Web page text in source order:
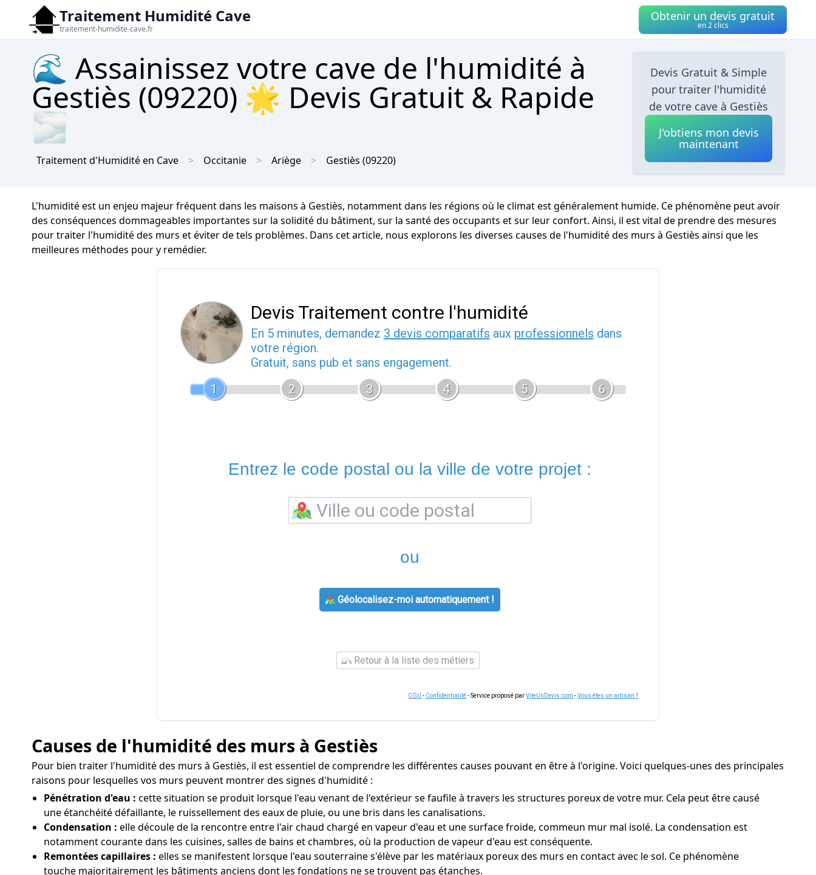
Traitement Humidité Cave
traitement-humidite-cave.fr
Obtenir un devis gratuit
en 2 clics
🌊 Assainissez votre cave de l'humidité à
Gestiès (09220) 🌟 Devis Gratuit & Rapide
🌫
Traitement d'Humidité en Cave Occitanie Ariège Gestiès (09220)
Devis Gratuit & Simple
pour traiter l'humidité
de votre cave à Gestiès
J'obtiens mon devis
maintenant
L'humidité est un enjeu majeur fréquent dans les maisons à Gestiès, notamment dans les régions où le climat est généralement humide. Ce phénomène peut avoir
des conséquences dommageables importantes sur la solidité du bâtiment, sur la santé des occupants et sur leur confort. Ainsi, il est vital de prendre des mesures
pour traiter l'humidité des murs et éviter de tels problèmes. Dans cet article, nous explorons les diverses causes de l'humidité des murs à Gestiès ainsi que les
meilleures méthodes pour y remédier.
Devis Traitement contre l'humidité
En 5 minutes, demandez 3 devis comparatifs aux professionnels dans
votre région.
Gratuit, sans pub et sans engagement.
1
2 3 4 5 6
Entrez le code postal ou la ville de votre projet :
ou
Géolocalisez-moi automatiquement !
Retour à la liste des métiers
CGU - Confidentialité- Service proposé parViteUnDevis.com -Vous êtes un artisan ?
Causes de l'humidité des murs à Gestiès
Pour bien traiter l'humidité des murs à Gestiès, il est essentiel de comprendre les différentes causes pouvant en être à l'origine. Voici quelques-unes des principales
raisons pour lesquelles vos murs peuvent montrer des signes d'humidité :
Pénétration d'eau : cette situation se produit lorsque l'eau venant de l'extérieur se faufile à travers les structures poreux de votre mur. Cela peut être causé
une étanchéité défaillante, le ruissellement des eaux de pluie, ou une bris dans les canalisations.
Condensation : elle découle de la rencontre entre l'air chaud chargé en vapeur d'eau et une surface froide, commeun mur mal isolé. La condensation est
notamment courante dans les cuisines, salles de bains et chambres, où la production de vapeur d'eau est conséquente.
Remontées capillaires : elles se manifestent lorsque l'eau souterraine s'élève par les matériaux poreux des murs en contact avec le sol. Ce phénomène
touche majoritairement les bâtiments anciens dont les fondations ne se trouvent pas étanches.